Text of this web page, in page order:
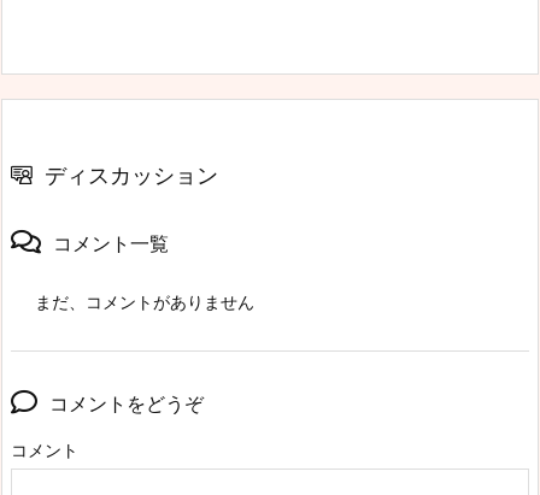
ディスカッション
コメント一覧
まだ、コメントがありません
コメントをどうぞ
コメント